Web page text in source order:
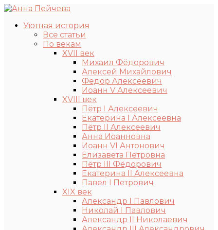
Уютная история
Все статьи
По векам
XVII век
Михаил Фёдорович
Алексей Михайлович
Фёдор Алексеевич
Иоанн V Алексеевич
XVIII век
Пётр I Алексеевич
Екатерина I Алексеевна
Пётр II Алексеевич
Анна Иоанновна
Иоанн VI Антонович
Елизавета Петровна
Пётр III Фёдорович
Екатерина II Алексеевна
Павел I Петрович
XIX век
Александр I Павлович
Николай I Павлович
Александр II Николаевич